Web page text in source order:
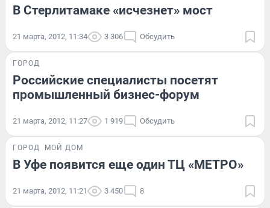
В Стерлитамаке «исчезнет» мост
21 марта, 2012, 11:34 3 306 Обсудить
ГОРОД
Российские специалисты посетят
промышленный бизнес-форум
21 марта, 2012, 11:27 1 919 Обсудить
ГОРОД МОЙ ДОМ
В Уфе появится еще один ТЦ «МЕТРО»
21 марта, 2012, 11:21 3 450 8